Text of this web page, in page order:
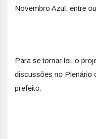
Novembro Azul, entre
Para se tornar lei, o
discussões no Plenário
prefeito.